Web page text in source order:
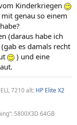
Kinderkriegen
genau so einem
(daraus habe ich
es damals recht
) und eine
7210 alt: HP Elite X2
5800X3D 64GB